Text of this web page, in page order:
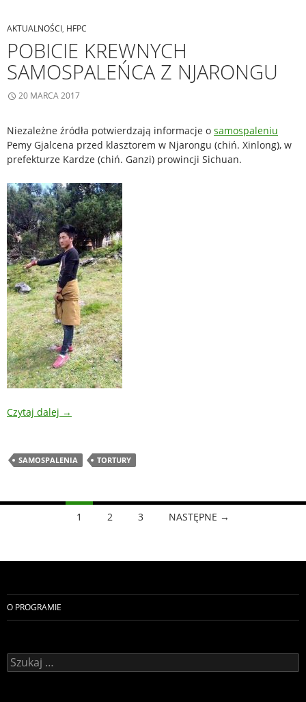
AKTUALNOŚCI, HFPC
POBICIE KREWNYCH
SAMOSPALEŃCA Z NJARONGU
20 MARCA 2017
Niezależne źródła potwierdzają informacje o samospaleniu
Pemy Gjalcena przed klasztorem w Njarongu (chiń. Xinlong), w
prefekturze Kardze (chiń. Ganzi) prowincji Sichuan.
Czytaj dalej →
SAMOSPALENIA TORTURY
Nawigacja
wpisach
1 2 3 NASTĘPNE →
O PROGRAMIE
Szukaj: